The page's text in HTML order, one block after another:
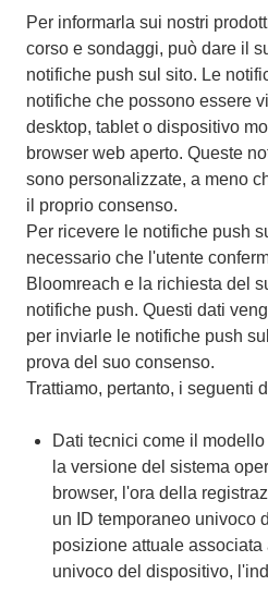
Per informarla sui nostri
corso e sondaggi, può dare il
notifiche push sul sito. Le
notifiche che possono essere
desktop, tablet o dispositivo
browser web aperto. Queste
sono personalizzate, a meno
il proprio consenso.
Per ricevere le notifiche push
necessario che l'utente
Bloomreach e la richiesta del
notifiche push. Questi dati
per inviarle le notifiche push
prova del suo consenso.
Trattiamo, pertanto, i seguenti
Dati tecnici come il
la versione del sistema
browser, l'ora della
un ID temporaneo univoco
posizione attuale
univoco del dispositivo,